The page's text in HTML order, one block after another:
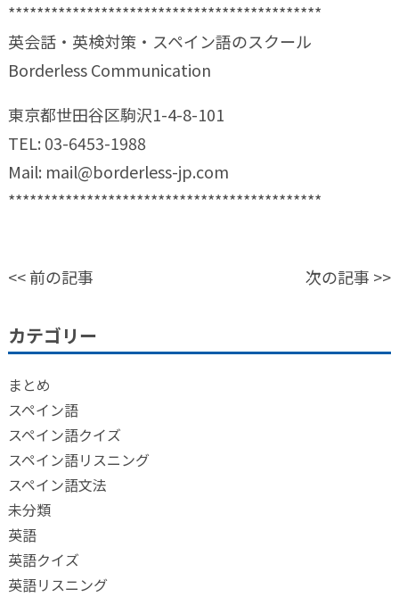
********************************************
英会話・英検対策・スペイン語のスクール
Borderless Communication
東京都世田谷区駒沢1-4-8-101
TEL: 03-6453-1988
Mail: mail@borderless-jp.com
********************************************
<<前の記事 次の記事 >>
カテゴリー
まとめ
スペイン語
スペイン語クイズ
スペイン語リスニング
スペイン語文法
未分類
英語
英語クイズ
英語リスニング